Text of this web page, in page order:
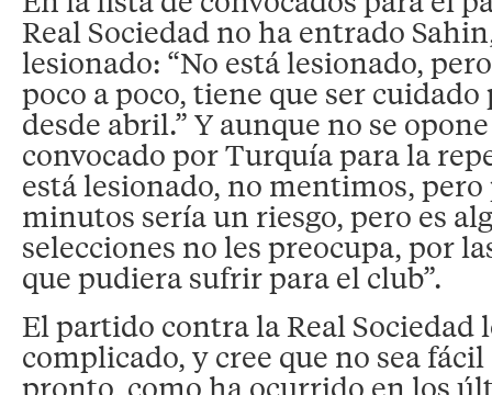
Real Sociedad no ha entrado
lesionado: “No está lesionado,
poco a poco, tiene que ser
desde abril.” Y aunque no se
convocado por Turquía para la
está lesionado, no mentimos,
minutos sería un riesgo, pero es
selecciones no les preocupa, por
que pudiera sufrir para el club”.
El partido contra la Real Sociedad
complicado, y cree que no sea
pronto, como ha ocurrido en los